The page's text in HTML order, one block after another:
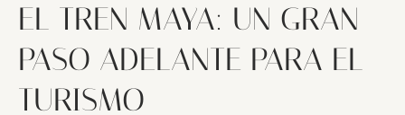
EL TREN MAYA: UN GRAN
PASO ADELANTE PARA EL
TURISMO